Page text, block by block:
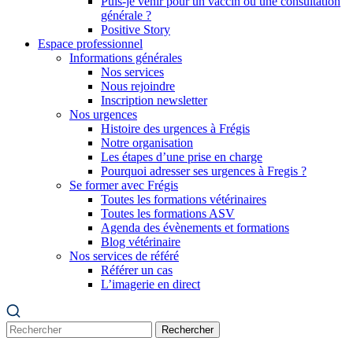
générale ?
Positive Story
Espace professionnel
Informations générales
Nos services
Nous rejoindre
Inscription newsletter
Nos urgences
Histoire des urgences à Frégis
Notre organisation
Les étapes d’une prise en charge
Pourquoi adresser ses urgences à Fregis ?
Se former avec Frégis
Toutes les formations vétérinaires
Toutes les formations ASV
Agenda des évènements et formations
Blog vétérinaire
Nos services de référé
Référer un cas
L’imagerie en direct
Rechercher